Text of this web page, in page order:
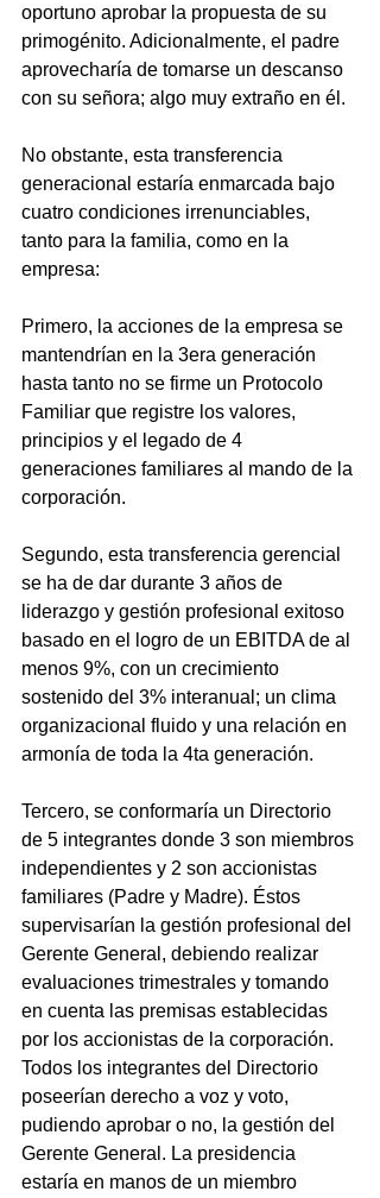
oportuno aprobar la propuesta de su
primogénito. Adicionalmente, el padre
aprovecharía de tomarse un descanso
con su señora; algo muy extraño en él.
No obstante, esta transferencia
generacional estaría enmarcada bajo
cuatro condiciones irrenunciables,
tanto para la familia, como en la
empresa:
Primero, la acciones de la empresa se
mantendrían en la 3era generación
hasta tanto no se firme un Protocolo
Familiar que registre los valores,
principios y el legado de 4
generaciones familiares al mando de la
corporación.
Segundo, esta transferencia gerencial
se ha de dar durante 3 años de
liderazgo y gestión profesional exitoso
basado en el logro de un EBITDA de al
menos 9%, con un crecimiento
sostenido del 3% interanual; un clima
organizacional fluido y una relación en
armonía de toda la 4ta generación.
Tercero, se conformaría un Directorio
de 5 integrantes donde 3 son miembros
independientes y 2 son accionistas
familiares (Padre y Madre). Éstos
supervisarían la gestión profesional del
Gerente General, debiendo realizar
evaluaciones trimestrales y tomando
en cuenta las premisas establecidas
por los accionistas de la corporación.
Todos los integrantes del Directorio
poseerían derecho a voz y voto,
pudiendo aprobar o no, la gestión del
Gerente General. La presidencia
estaría en manos de un miembro